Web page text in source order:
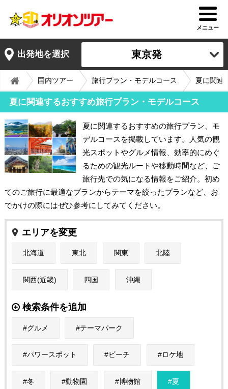
メニュー
出発地を選択 東京発
国内ツアー 旅行プラン・モデルコース 夏に関連
夏に関連するおすすめ旅行プラン・モデルコース
夏に関連するおすすめの旅行プラン、モ
デルコースを掲載しています。人気の観
光スポットやグルメ情報、効率的にめぐ
るための観光ルートや移動時間など、ご
旅行先での気になる情報をご紹介。初め
てのご旅行に最適なプランからテーマを絞ったプランなど、お
でかけの際にはぜひ参考にしてみてください。
エリアを変更
北海道 東北 関東 北陸
関西(近畿) 四国 沖縄
検索条件を追加
グルメ テーマパーク
パワースポット ビーチ ロケ地
冬 動物園 博物館 夏